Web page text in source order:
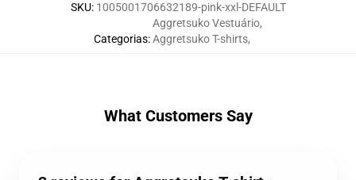
SKU: 1005001706632189-pink-xxl-DEFAULT
Categorias:
Aggretsuko Vestuário,
Aggretsuko T-shirts,
What Customers Say